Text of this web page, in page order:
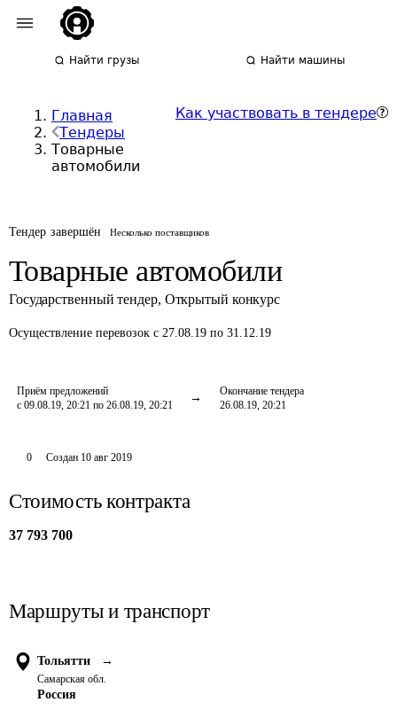
Найти грузы Найти машины
Главная
Тендеры
Товарные
автомобили
Как участвовать в тендере
Тендер завершён Несколько поставщиков
Товарные автомобили
Государственный тендер, Открытый конкурс
Осуществление перевозок с 27.08.19 по 31.12.19
Приём предложений
с 09.08.19, 20:21 по 26.08.19, 20:21
Окончание тендера
26.08.19, 20:21
0 Создан 10 авг 2019
Стоимость контракта
37 793 700
Маршруты и транспорт
Тольятти →
Самарская обл.
Россия